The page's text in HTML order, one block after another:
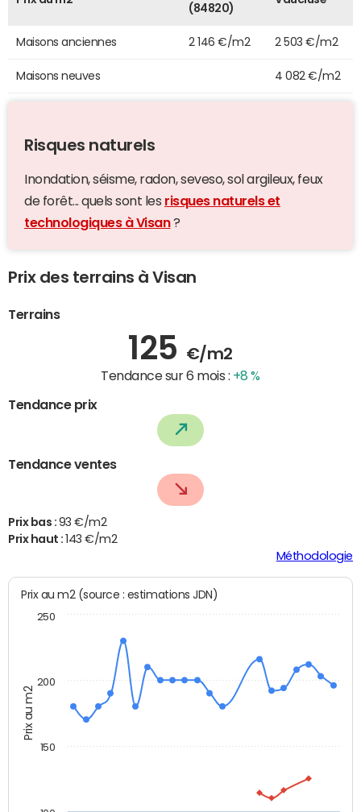
(84820)
Maisons anciennes 2 146 €/m2 2 503 €/m2
Maisons neuves 4 082 €/m2
Risques naturels
Inondation, séisme, radon, seveso, sol argileux, feux
de forêt... quels sont les risques naturels et
technologiques à Visan?
Prix des terrains à Visan
Terrains
125 €/m2
Tendance sur 6 mois : +8 %
Tendance prix
Tendance ventes
Prix bas : 93 €/m2
Prix haut : 143 €/m2
Méthodologie
Prix au m2
Prix au m2 (source : estimations JDN)
150
200
250